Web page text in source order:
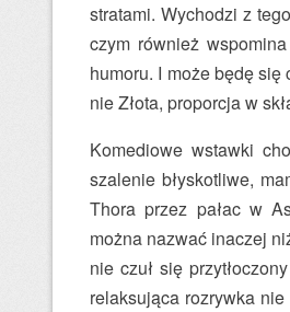
stratami. Wychodzi z
czym również
humoru. I może będę
nie Złota, proporcja w
Komediowe wstawki
szalenie błyskotliwe,
Thora przez pałac w
można nazwać inaczej
nie czuł się
relaksująca rozrywka